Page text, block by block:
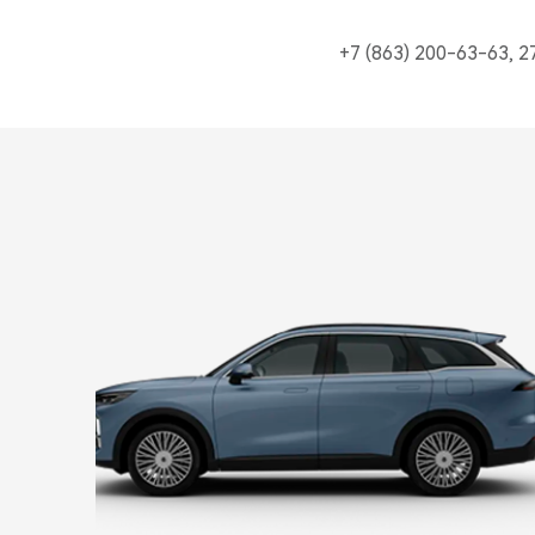
+7 (863) 200-63-63,